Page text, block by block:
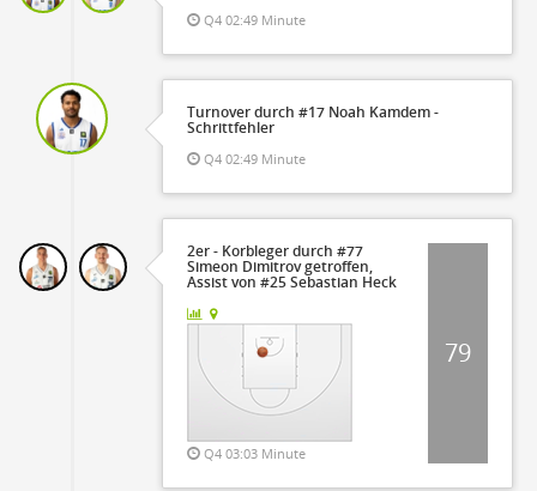
Q4 02:49 Minute
Turnover durch #17 Noah Kamdem -
Schrittfehler
Q4 02:49 Minute
2er - Korbleger durch #77
Simeon Dimitrov getroffen,
Assist von #25 Sebastian Heck
Q4 03:03 Minute
79